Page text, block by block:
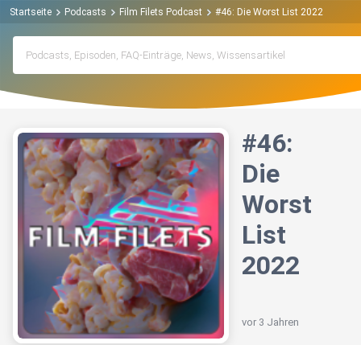
Startseite Podcasts Film Filets Podcast #46: Die Worst List 2022
#46:
Die
Worst
List
2022
vor 3 Jahren